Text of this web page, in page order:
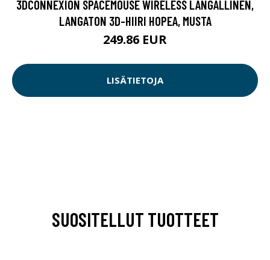
3DCONNEXION SPACEMOUSE WIRELESS LANGALLINEN,
LANGATON 3D-HIIRI HOPEA, MUSTA
249.86 EUR
LISÄTIETOJA
SUOSITELLUT TUOTTEET